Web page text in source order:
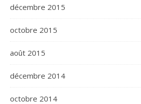
décembre 2015
octobre 2015
août 2015
décembre 2014
octobre 2014